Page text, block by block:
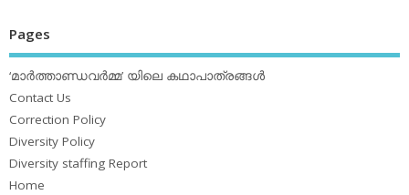
Pages
‘മാര്‍ത്താണ്ഡവര്‍മ്മ’ യിലെ കഥാപാത്രങ്ങള്‍
Contact Us
Correction Policy
Diversity Policy
Diversity staffing Report
Home